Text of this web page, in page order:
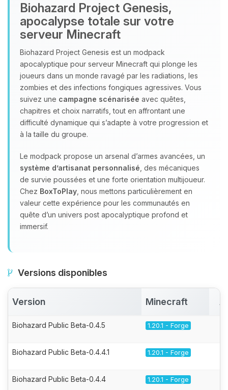
Biohazard Project Genesis,
apocalypse totale sur votre
serveur Minecraft
Biohazard Project Genesis est un modpack
apocalyptique pour serveur Minecraft qui plonge les
joueurs dans un monde ravagé par les radiations, les
zombies et des infections fongiques agressives. Vous
suivez une campagne scénarisée avec quêtes,
chapitres et choix narratifs, tout en affrontant une
difficulté dynamique qui s’adapte à votre progression et
à la taille du groupe.
Le modpack propose un arsenal d’armes avancées, un
système d’artisanat personnalisé , des mécaniques
de survie poussées et une forte orientation multijoueur.
Chez BoxToPlay , nous mettons particulièrement en
valeur cette expérience pour les communautés en
quête d’un univers post apocalyptique profond et
immersif.
Versions disponibles
Version Minecraft
Biohazard Public Beta-0.4.5 1.20.1 - Forge
Biohazard Public Beta-0.4.4.1 1.20.1 - Forge
Biohazard Public Beta-0.4.4 1.20.1 - Forge